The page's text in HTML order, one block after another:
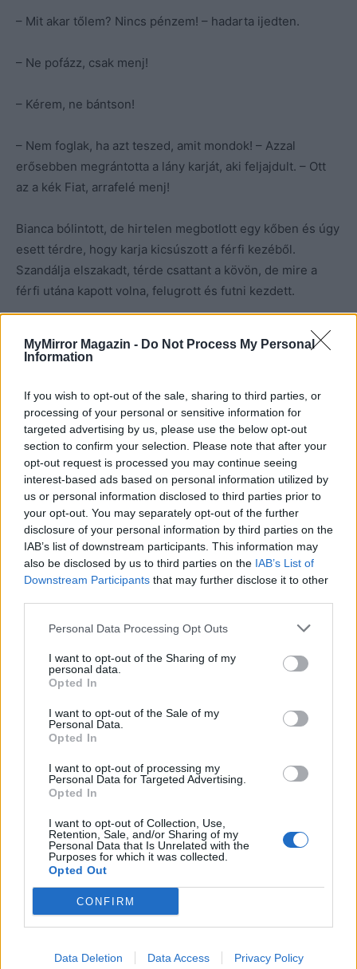
MyMirror Magazin - Do Not Process My Personal
Information
If you wish to opt-out of the sale, sharing to third parties, or
processing of your personal or sensitive information for
targeted advertising by us, please use the below opt-out
section to confirm your selection. Please note that after your
opt-out request is processed you may continue seeing
interest-based ads based on personal information utilized by
us or personal information disclosed to third parties prior to
your opt-out. You may separately opt-out of the further
disclosure of your personal information by third parties on the
IAB’s list of downstream participants. This information may
also be disclosed by us to third parties on the IAB’s List of
Downstream Participants that may further disclose it to other
Personal Data Processing Opt Outs
I want to opt-out of the Sharing of my
personal data.
Opted In
I want to opt-out of the Sale of my
Personal Data.
Opted In
I want to opt-out of processing my
Personal Data for Targeted Advertising.
Opted In
I want to opt-out of Collection, Use,
Retention, Sale, and/or Sharing of my
Personal Data that Is Unrelated with the
Purposes for which it was collected.
Opted Out
CONFIRM
Data Deletion Data Access Privacy Policy
– Mit akar tőlem? Nincs pénzem! – hadarta ijedten.
– Ne pofázz, csak menj!
– Kérem, ne bántson!
– Nem foglak, ha azt teszed, amit mondok! – Azzal
erősebben megrántotta a lány karját, aki feljajdult. – Ott
az a kék Fiat, arrafelé menj!
Bianca bólintott, de hirtelen megbotlott egy kőben és úgy
esett térdre, hogy karja kicsúszott a férfi kezéből.
Szandálja elszakadt, térde csattant a kövön, de mire a
férfi utána kapott volna, felugrott és futni kezdett.
Fotó: Giada Modugno: https://www.pexels.com/hu-
hu/foto/hegyek-termeszet-felhok-falu-7496286/
T. Barnett